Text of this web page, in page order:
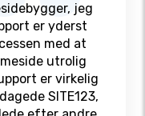
jeg
er yderst
med at
utrolig
er virkelig
SITE123,